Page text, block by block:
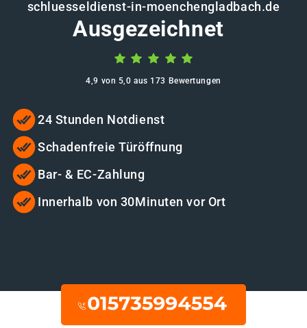
schluesseldienst-in-moenchengladbach.de
Ausgezeichnet
4,9 von 5,0 aus 173 Bewertungen
24 Stunden Notdienst
Schadenfreie Türöffnung
Bar- & EC-Zahlung
Innerhalb von 30Minuten vor Ort